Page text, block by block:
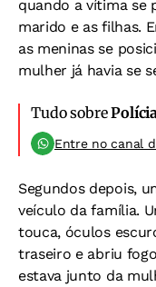
quando a vítima se
marido e as filhas.
as meninas se
mulher já havia se
Tudo sobrePolícia
Entre no canal
Segundos depois,
veículo da família.
touca, óculos
traseiro e abriu
estava junto da